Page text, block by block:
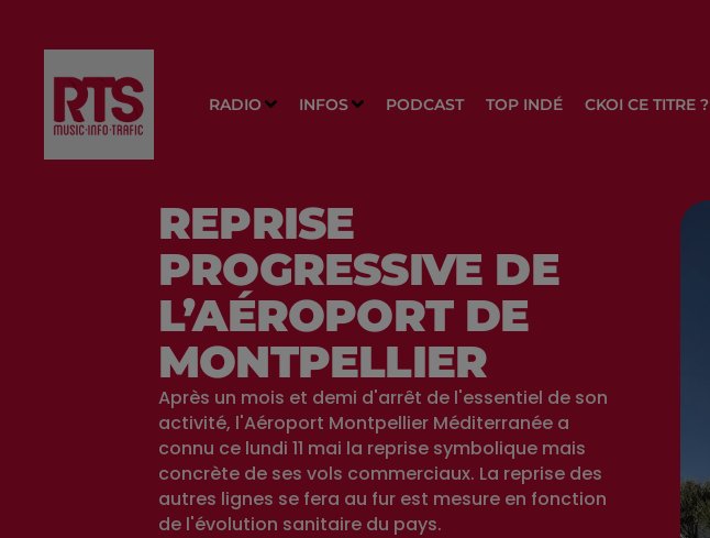
RADIO INFOS PODCAST TOP INDÉ CKOI CE TITRE ?
REPRISE
PROGRESSIVE DE
L’AÉROPORT DE
MONTPELLIER
Après un mois et demi d'arrêt de l'essentiel de son
activité, l'Aéroport Montpellier Méditerranée a
connu ce lundi 11 mai la reprise symbolique mais
concrète de ses vols commerciaux. La reprise des
autres lignes se fera au fur est mesure en fonction
de l'évolution sanitaire du pays.